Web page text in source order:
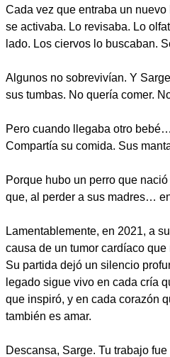
Cada vez que entraba un
se activaba. Lo revisaba. Lo
lado. Los ciervos lo buscaban.
Algunos no sobrevivían. Y
sus tumbas. No quería comer.
Pero cuando llegaba otro
Compartía su comida. Sus
Porque hubo un perro que
que, al perder a sus madres…
Lamentablemente, en 2021, a
causa de un tumor cardíaco
Su partida dejó un silencio
legado sigue vivo en cada cría
que inspiró, y en cada corazón
también es amar.
Descansa, Sarge. Tu trabajo